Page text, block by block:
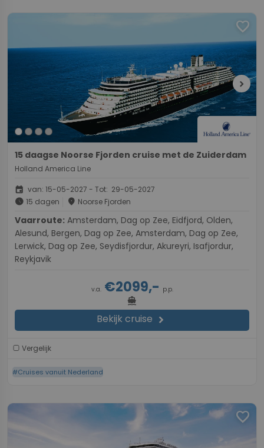
favorite
chevron_right
15 daagse Noorse Fjorden cruise met de Zuiderdam
Holland America Line
event van: 15-05-2027 - Tot: 29-05-2027
schedule 15 dagen place Noorse Fjorden
Vaarroute:
Alesund, Bergen, Dag op Zee, Amsterdam, Dag op Zee,
Lerwick, Dag op Zee, Seydisfjordur, Akureyri, Isafjordur,
Reykjavik
v.a.€2099,- p.p.
directions_boat
Bekijk cruise chevron_right
Vergelijk
#Cruises vanuit Nederland
favorite